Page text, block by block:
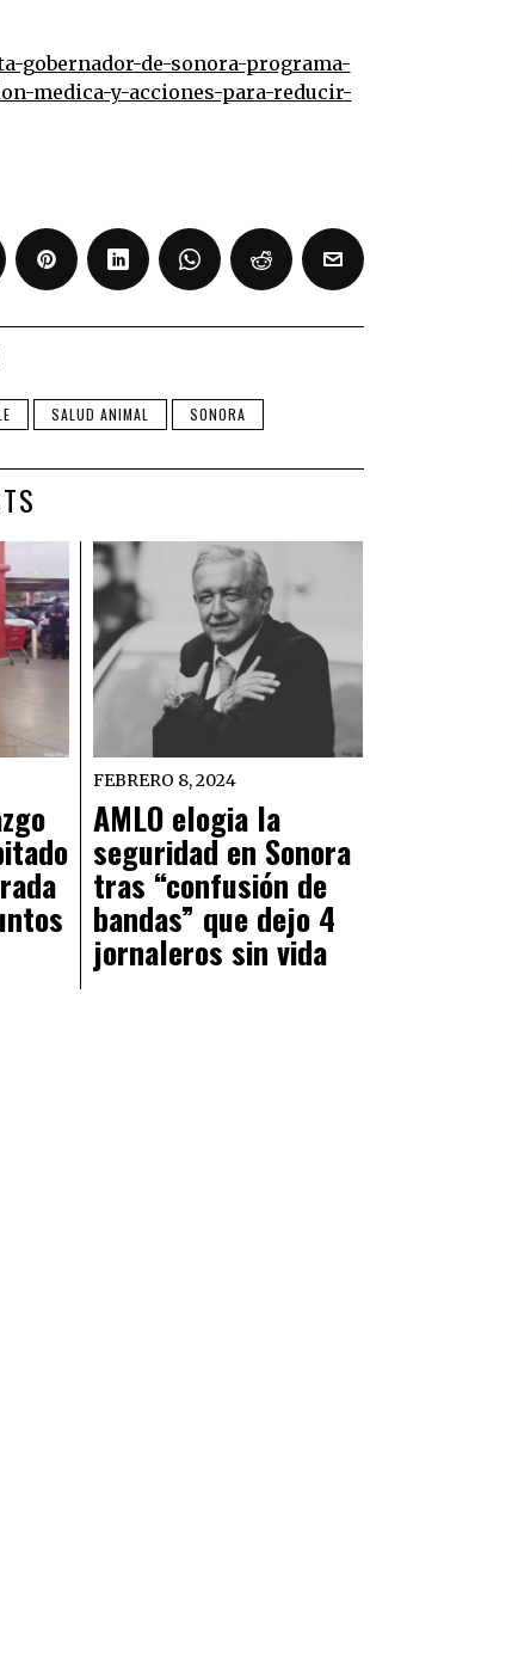
gobernador-de-sonora-programa-
medica-y-acciones-para-reducir-
SALUD ANIMAL SONORA
FEBRERO 8, 2024
AMLO elogia la
seguridad en Sonora
tras “confusión de
bandas” que dejo 4
jornaleros sin vida